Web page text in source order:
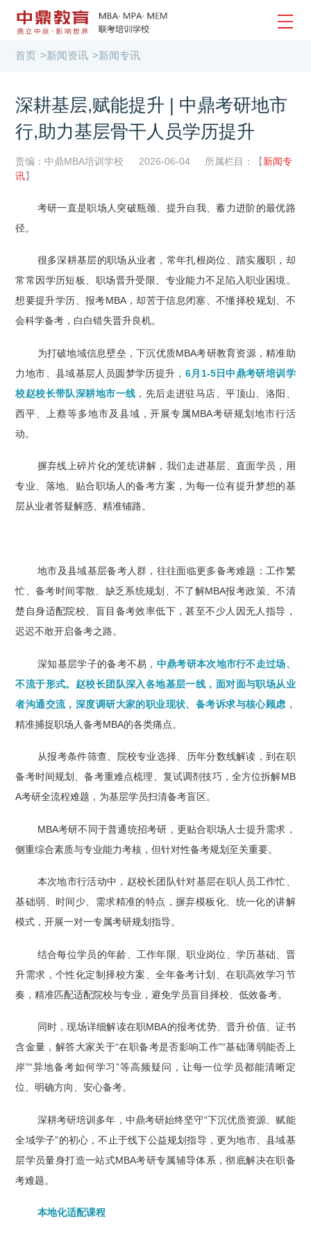
首页 >新闻资讯 >新闻专讯
深耕基层,赋能提升 | 中鼎考研地市
行,助力基层骨干人员学历提升
责编：中鼎MBA培训学校 2026-06-04 所属栏目：【新闻专
讯】
考研一直是职场人突破瓶颈、提升自我、蓄力进阶的最优路
径。
很多深耕基层的职场从业者，常年扎根岗位、踏实履职，却
常常因学历短板、职场晋升受限、专业能力不足陷入职业困境。
想要提升学历、报考MBA，却苦于信息闭塞、不懂择校规划、不
会科学备考，白白错失晋升良机。
为打破地域信息壁垒，下沉优质MBA考研教育资源，精准助
力地市、县域基层人员圆梦学历提升， 6月1-5日中鼎考研培训学
校赵校长带队深耕地市一线 ，先后走进驻马店、平顶山、洛阳、
西平、上蔡等多地市及县域，开展专属MBA考研规划地市行活
动。
摒弃线上碎片化的笼统讲解，我们走进基层、直面学员，用
专业、落地、贴合职场人的备考方案，为每一位有提升梦想的基
层从业者答疑解惑、精准铺路。
地市及县域基层备考人群，往往面临更多备考难题：工作繁
忙、备考时间零散、缺乏系统规划、不了解MBA报考政策、不清
楚自身适配院校、盲目备考效率低下，甚至不少人因无人指导，
迟迟不敢开启备考之路。
深知基层学子的备考不易， 中鼎考研本次地市行不走过场、
不流于形式。赵校长团队深入各地基层一线，面对面与职场从业
者沟通交流，深度调研大家的职业现状、备考诉求与核心顾虑 ，
精准捕捉职场人备考MBA的各类痛点。
从报考条件筛查、院校专业选择、历年分数线解读，到在职
备考时间规划、备考重难点梳理、复试调剂技巧，全方位拆解MB
A考研全流程难题，为基层学员扫清备考盲区。
MBA考研不同于普通统招考研，更贴合职场人士提升需求，
侧重综合素质与专业能力考核，但针对性备考规划至关重要。
本次地市行活动中，赵校长团队针对基层在职人员工作忙、
基础弱、时间少、需求精准的特点，摒弃模板化、统一化的讲解
模式，开展一对一专属考研规划指导。
结合每位学员的年龄、工作年限、职业岗位、学历基础、晋
升需求，个性化定制择校方案、全年备考计划、在职高效学习节
奏，精准匹配适配院校与专业，避免学员盲目择校、低效备考。
同时，现场详细解读在职MBA的报考优势、晋升价值、证书
含金量，解答大家关于“在职备考是否影响工作”“基础薄弱能否上
岸”“异地备考如何学习”等高频疑问，让每一位学员都能清晰定
位、明确方向、安心备考。
深耕考研培训多年，中鼎考研始终坚守“下沉优质资源、赋能
全域学子”的初心，不止于线下公益规划指导，更为地市、县域基
层学员量身打造一站式MBA考研专属辅导体系，彻底解决在职备
考难题。
本地化适配课程